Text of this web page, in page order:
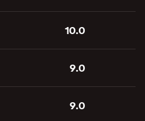
10.0
9.0
9.0